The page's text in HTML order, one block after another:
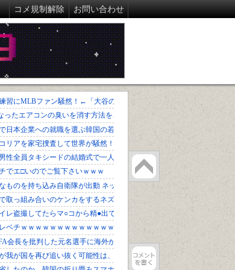
コメ規制解除 お問い合わせ